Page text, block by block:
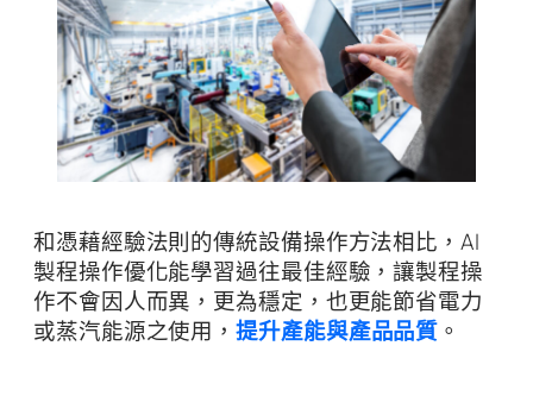
和憑藉經驗法則的傳統設備操作方法相比，AI
製程操作優化能學習過往最佳經驗，讓製程操
作不會因人而異，更為穩定，也更能節省電力
或蒸汽能源之使用，提升產能與產品品質 。